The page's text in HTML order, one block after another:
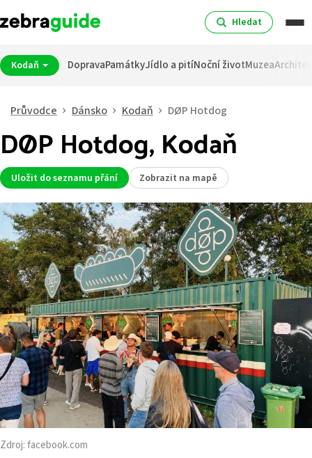
Hledat
Kodaň DopravaPamátkyJídlo a pitíNoční životMuzea
Průvodce Dánsko Kodaň DØP Hotdog
DØP Hotdog, Kodaň
Uložit do seznamu přání Zobrazit na mapě
Zdroj:facebook.com